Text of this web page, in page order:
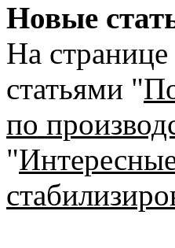
Новые
На странице
статьями "
по
"